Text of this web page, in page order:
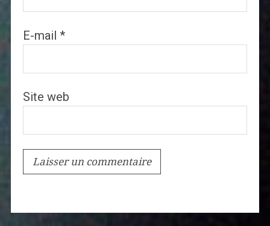
E-mail *
Site web